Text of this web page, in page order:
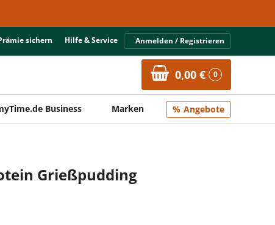
sichern Hilfe & Service Anmelden / Registrieren
0,00 € 0
Business Marken Angebote
Grießpudding